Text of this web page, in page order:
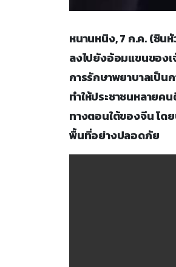
หนานหนิง, 7 ก.ค. (ซิน
ลงไปยังอ้อมแขนของเ
การรักษาพยาบาลเป็น
ทำให้ประชาชนหลายค
ทางตอนใต้ของจีน โด
พื้นที่อย่างปลอดภัย